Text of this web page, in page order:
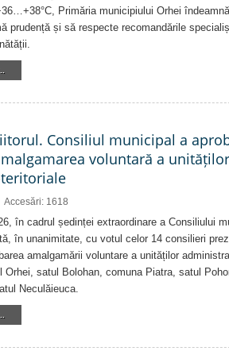
Primăria municipiului Orhei
prudență și să respecte recomandările
Consiliul municipal a
voluntară a unităților
Accesări: 1618
în cadrul ședinței extraordinare a Consiliului
în unanimitate, cu votul celor 14 consilieri
amalgamării voluntare a unităților
Orhei, satul Bolohan, comuna Piatra, satul
Neculăieuca.